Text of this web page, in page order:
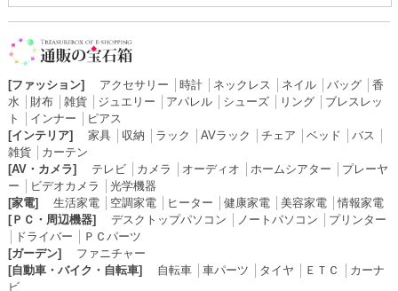
[ファッション] アクセサリー 時計│ ネックレス ネイル│ バッグ│ 香
水
財布│ 雑貨│ ジュエリー アパレル│ シューズ│ リング│ ブレスレッ
ト
インナー
ピアス
[インテリア]
家具│ 収納 ラック AVラック チェア ベッド バス
雑貨│ カーテン
[AV・カメラ]
テレビ│ カメラ オーディオ ホームシアター
プレーヤ
ー
ビデオカメラ
光学機器
[家電]
生活家電│ 空調家電│ ヒーター 健康家電│ 美容家電│情報家電
[ＰＣ・周辺機器]
デスクトップパソコン ノートパソコン
プリンター
ドライバー
ＰＣパーツ
[ガーデン]
ファニチャー
[自動車・バイク・自転車]
自転車│ 車パーツ タイヤ ＥＴＣ
カーナ
ビ